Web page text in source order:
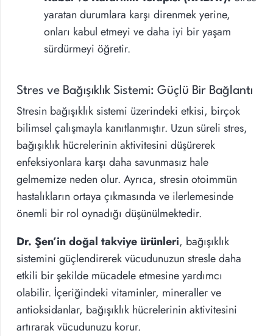
yaratan durumlara karşı direnmek yerine,
onları kabul etmeyi ve daha iyi bir yaşam
sürdürmeyi öğretir.
Stres ve Bağışıklık Sistemi: Güçlü Bir Bağlantı
Stresin bağışıklık sistemi üzerindeki etkisi, birçok
bilimsel çalışmayla kanıtlanmıştır. Uzun süreli stres,
bağışıklık hücrelerinin aktivitesini düşürerek
enfeksiyonlara karşı daha savunmasız hale
gelmemize neden olur. Ayrıca, stresin otoimmün
hastalıkların ortaya çıkmasında ve ilerlemesinde
önemli bir rol oynadığı düşünülmektedir.
Dr. Şen’in doğal takviye ürünleri, bağışıklık
sistemini güçlendirerek vücudunuzun stresle daha
etkili bir şekilde mücadele etmesine yardımcı
olabilir. İçeriğindeki vitaminler, mineraller ve
antioksidanlar, bağışıklık hücrelerinin aktivitesini
artırarak vücudunuzu korur.